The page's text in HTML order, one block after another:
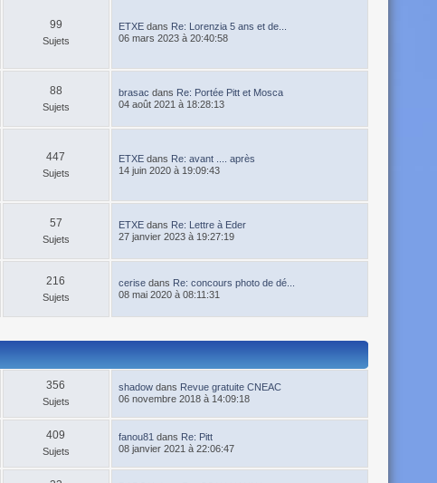
99
Sujets
ETXE dans Re: Lorenzia 5 ans et de...
06 mars 2023 à 20:40:58
88
Sujets
brasac dans Re: Portée Pitt et Mosca
04 août 2021 à 18:28:13
447
Sujets
ETXE dans Re: avant .... après
14 juin 2020 à 19:09:43
57
Sujets
ETXE dans Re: Lettre à Eder
27 janvier 2023 à 19:27:19
216
Sujets
cerise dans Re: concours photo de dé...
08 mai 2020 à 08:11:31
356
Sujets
shadow dans Revue gratuite CNEAC
06 novembre 2018 à 14:09:18
409
Sujets
fanou81 dans Re: Pitt
08 janvier 2021 à 22:06:47